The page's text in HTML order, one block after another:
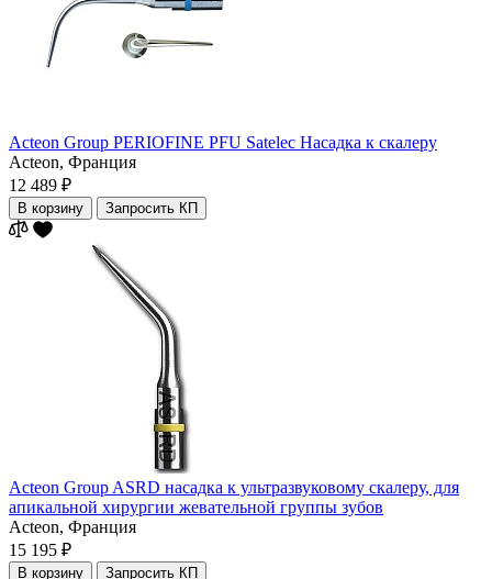
Acteon Group PERIOFINE PFU Satelec Насадка к скалеру
Acteon, Франция
12 489 ₽
В корзину Запросить КП
Acteon Group ASRD насадка к ультразвуковому скалеру, для
апикальной хирургии жевательной группы зубов
Acteon, Франция
15 195 ₽
В корзину Запросить КП